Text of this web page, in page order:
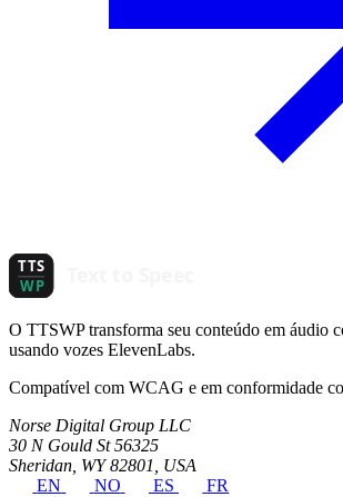
O TTSWP transforma seu conteúdo em áudio
usando vozes ElevenLabs.
Compatível com WCAG e em conformidade
Norse Digital Group LLC
30 N Gould St 56325
Sheridan, WY 82801, USA
EN
NO ES FR